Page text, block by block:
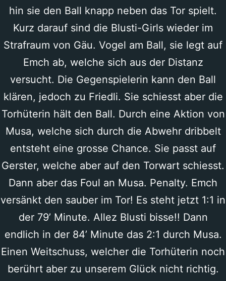
hin sie den Ball knapp neben das Tor spielt.
Kurz darauf sind die Blusti-Girls wieder im
Strafraum von Gäu. Vogel am Ball, sie legt auf
Emch ab, welche sich aus der Distanz
versucht. Die Gegenspielerin kann den Ball
klären, jedoch zu Friedli. Sie schiesst aber die
Torhüterin hält den Ball. Durch eine Aktion von
Musa, welche sich durch die Abwehr dribbelt
entsteht eine grosse Chance. Sie passt auf
Gerster, welche aber auf den Torwart schiesst.
Dann aber das Foul an Musa. Penalty. Emch
versänkt den sauber im Tor! Es steht jetzt 1:1 in
der 79’ Minute. Allez Blusti bisse!! Dann
endlich in der 84’ Minute das 2:1 durch Musa.
Einen Weitschuss, welcher die Torhüterin noch
berührt aber zu unserem Glück nicht richtig.